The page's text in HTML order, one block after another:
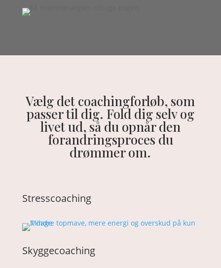
Vælg det coachingforløb, som
passer til dig. Fold dig selv og
livet ud, så du opnår den
forandringsproces du
drømmer om.
Stresscoaching
Skyggecoaching